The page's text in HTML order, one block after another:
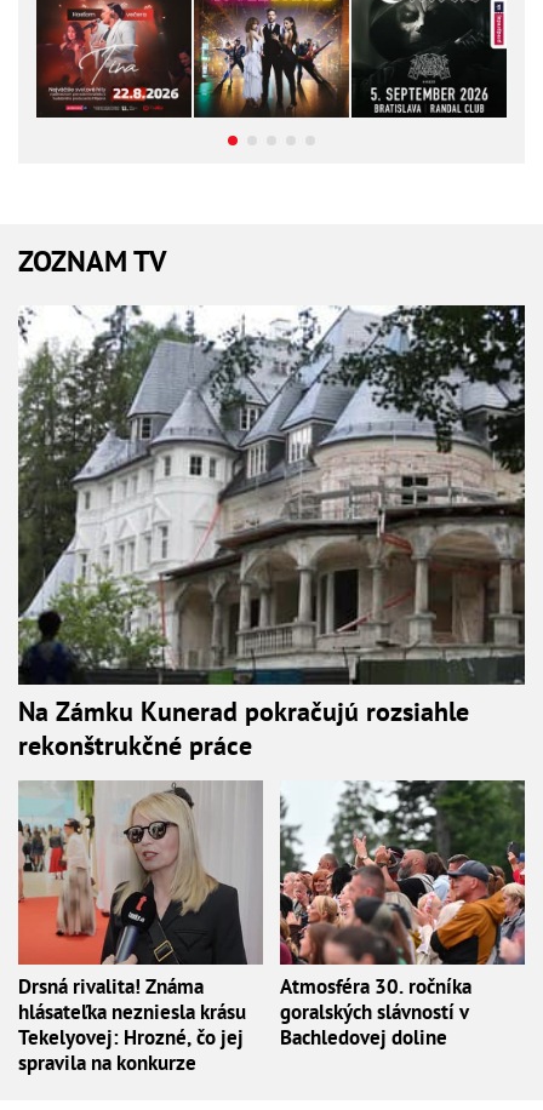
ZOZNAM TV
Na Zámku Kunerad pokračujú rozsiahle
rekonštrukčné práce
Drsná rivalita! Známa
hlásateľka nezniesla krásu
Tekelyovej: Hrozné, čo jej
spravila na konkurze
Atmosféra 30. ročníka
goralských slávností v
Bachledovej doline